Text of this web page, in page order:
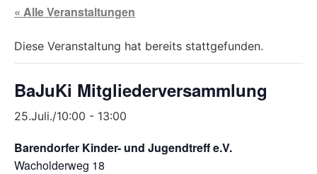
« Alle Veranstaltungen
Diese Veranstaltung hat bereits stattgefunden.
BaJuKi Mitgliederversammlung
25.Juli./10:00 - 13:00
Barendorfer Kinder- und Jugendtreff e.V.
Wacholderweg 18